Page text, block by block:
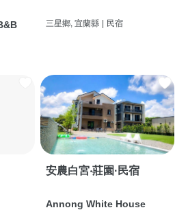
三星鄉, 宜蘭縣 | 民宿
安農白宮‧莊園·民宿
Annong White House